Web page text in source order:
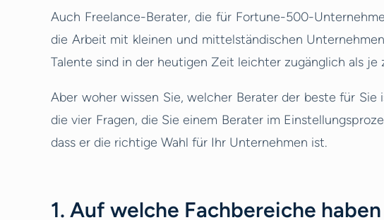
Auch Freelance-Berater, die für Fortune-500-
die Arbeit mit kleinen und mittelständischen
Talente sind in der heutigen Zeit leichter zugänglich als je
Aber woher wissen Sie, welcher Berater der beste für
die vier Fragen, die Sie einem Berater im
dass er die richtige Wahl für Ihr Unternehmen ist.
1. Auf welche Fachbereiche